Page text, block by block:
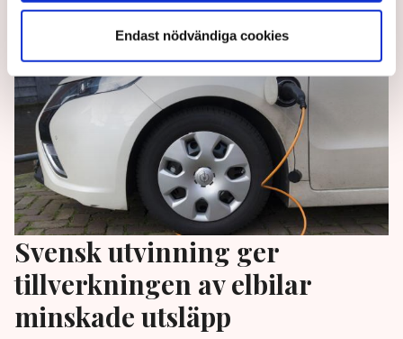
Endast nödvändiga cookies
Svensk utvinning ger
tillverkningen av elbilar
minskade utsläpp